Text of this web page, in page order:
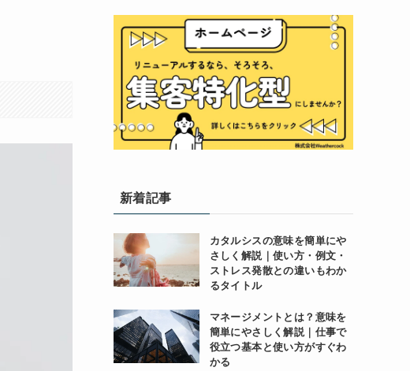
新着記事
カタルシスの意味を簡単にや
さしく解説｜使い方・例文・
ストレス発散との違いもわか
るタイトル
マネージメントとは？意味を
簡単にやさしく解説｜仕事で
役立つ基本と使い方がすぐわ
かる